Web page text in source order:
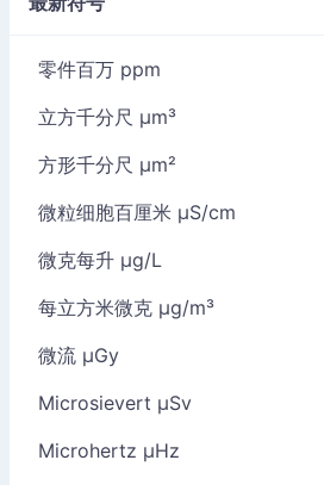
零件百万 ppm
立方千分尺 µm³
方形千分尺 µm²
微粒细胞百厘米 µS/cm
微克每升 µg/L
每立方米微克 µg/m³
微流 µGy
Microsievert µSv
Microhertz µHz